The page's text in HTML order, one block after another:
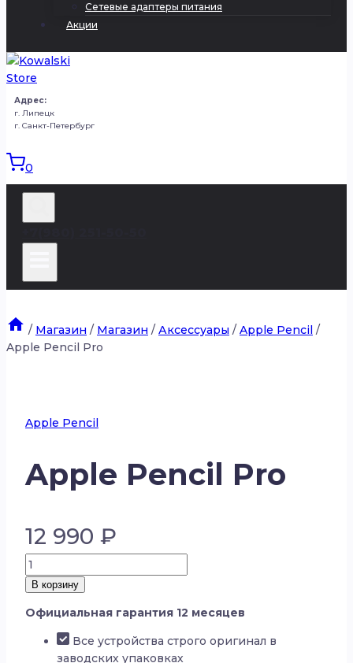
Сетевые адаптеры питания
Акции
Адрес:
г. Липецк
г. Санкт-Петербург
0
/ Магазин / Магазин / Аксессуары / Apple Pencil /
Apple Pencil Pro
Apple Pencil
Apple Pencil Pro
12 990 ₽
Количество
товара
Apple
Pencil
В корзину
Официальная гарантия 12 месяцев
Все устройства строго оригинал в
заводских упаковках